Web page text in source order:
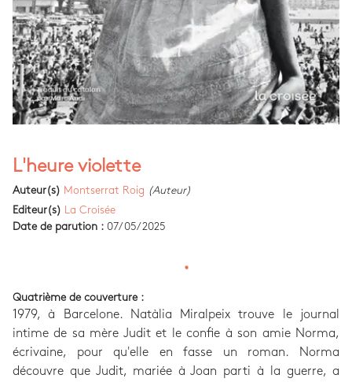
L'heure violette
Auteur(s) Montserrat Roig (Auteur)
Editeur(s)
La Croisée
Date de parution : 07/05/2025
Quatrième de couverture :
1979, à Barcelone. Natàlia Miralpeix trouve le journal
intime de sa mère Judit et le confie à son amie Norma,
écrivaine, pour qu'elle en fasse un roman. Norma
découvre que Judit, mariée à Joan parti à la guerre, a